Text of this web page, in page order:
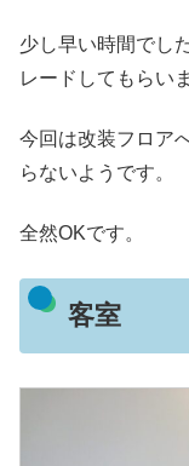
少し早い時間でし
レードしてもらい
今回は改装フロア
らないようです。
全然OKです。
客室